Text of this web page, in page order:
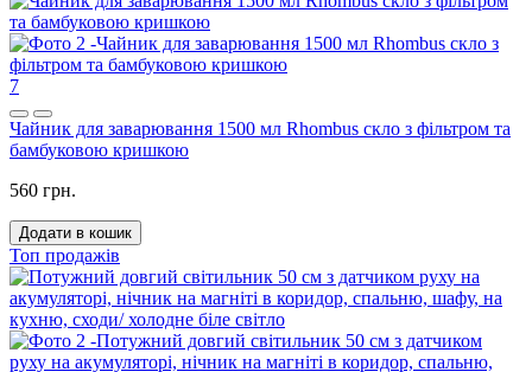
7
Чайник для заварювання 1500 мл Rhombus скло з фільтром та
бамбуковою кришкою
560 грн.
Додати в кошик
Топ продажів